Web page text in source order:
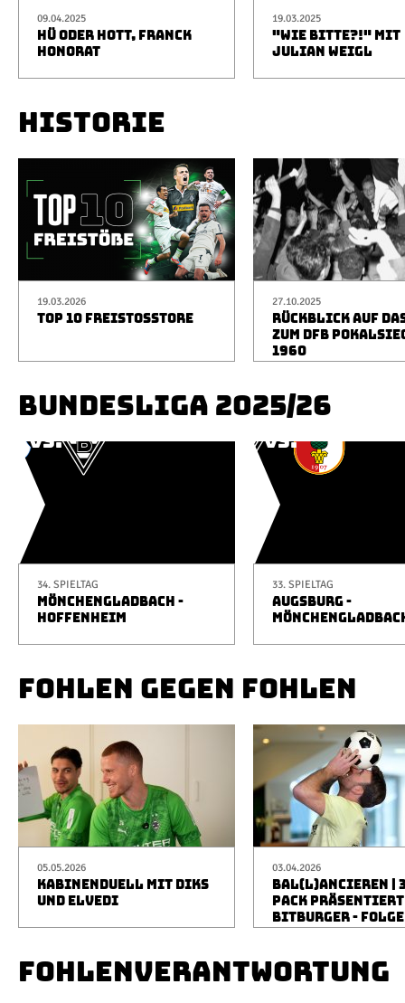
09.04.2025
HÜ ODER HOTT, FRANCK
HONORAT
19.03.2025
"WIE BITTE?!" MIT
JULIAN WEIGL
HISTORIE
19.03.2026
TOP 10 FREISTOSSTORE
27.10.2025
RÜCKBLICK AUF
ZUM DFB
1960
BUNDESLIGA 2025/26
34. SPIELTAG
MÖNCHENGLADBACH -
HOFFENHEIM
33. SPIELTAG
AUGSBURG -
FOHLEN GEGEN FOHLEN
05.05.2026
KABINENDUELL MIT DIKS
UND ELVEDI
03.04.2026
BAL(L)ANCIEREN |
PACK
BITBURGER -
FOHLENVERANTWORTUNG